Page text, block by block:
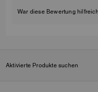
War diese Bewertung
Aktivierte Produkte suchen